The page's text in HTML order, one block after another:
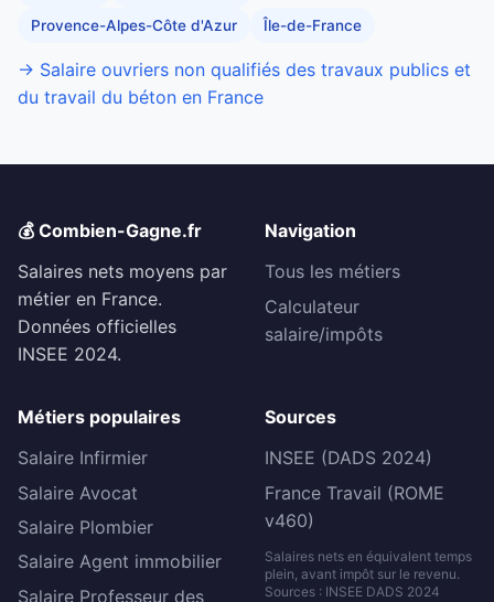
Provence-Alpes-Côte d'Azur Île-de-France
→ Salaire ouvriers non qualifiés des travaux publics et
du travail du béton en France
💰 Combien-Gagne.fr
Salaires nets moyens par
métier en France.
Données officielles
INSEE 2024.
Navigation
Tous les métiers
Calculateur
salaire/impôts
Métiers populaires
Salaire Infirmier
Salaire Avocat
Salaire Plombier
Salaire Agent immobilier
Salaire Professeur des
Sources
INSEE (DADS 2024)
France Travail (ROME
v460)
Salaires nets en équivalent temps
plein, avant impôt sur le revenu.
Sources : INSEE DADS 2024